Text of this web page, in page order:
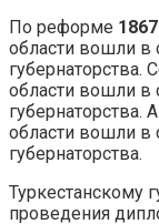
По реформе
области вошли в
губернаторства.
области вошли в
губернаторства.
области вошли в
губернаторства.
Туркестанскому
проведения